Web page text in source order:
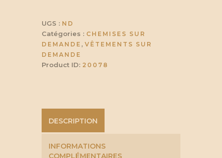
UGS : ND
Catégories : CHEMISES SUR
DEMANDE , VÊTEMENTS SUR
DEMANDE
Product ID: 20078
DESCRIPTION
INFORMATIONS
COMPLÉMENTAIRES